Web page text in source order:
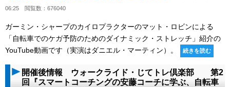
06:25 閲覧数：676040
ガーミン・シャープのカイロプラクターのマット・ロビンによる
「自転車でのケガ予防のためのダイナミック・ストレッチ」紹介の
YouTube動画です（実演はダニエル・マーティン）。
続きを読む
開催後情報 ウォークライド・じてトレ倶楽部 第2
回『スマートコーチングの安藤コーチに学ぶ、自転車